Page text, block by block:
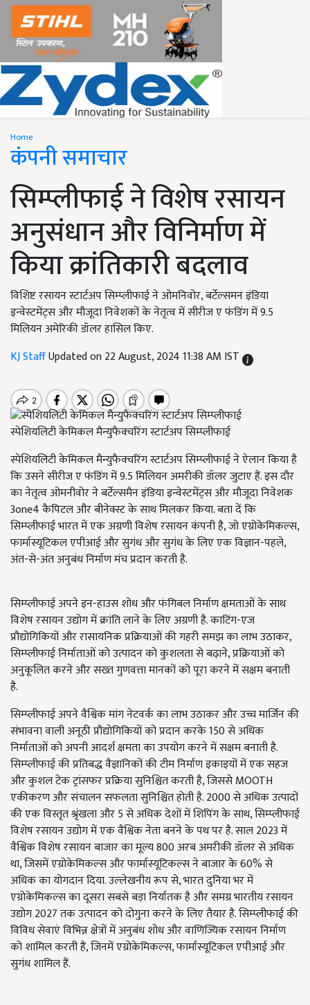
Home
कंपनी समाचार
सिम्प्लीफाई ने विशेष रसायन
अनुसंधान और विनिर्माण में
किया क्रांतिकारी बदलाव
विशिष्ट रसायन स्टार्टअप सिम्प्लीफाई ने ओमनिवोर, बर्टेल्समन इंडिया
इन्वेस्टमेंट्स और मौजूदा निवेशकों के नेतृत्व में सीरीज ए फंडिंग में 9.5
मिलियन अमेरिकी डॉलर हासिल किए.
KJ StaffUpdated on 22 August, 2024 11:38 AM IST
स्पेशियलिटी केमिकल मैन्युफैक्चरिंग स्टार्टअप सिम्प्लीफाई
स्पेशियलिटी केमिकल मैन्युफैक्चरिंग स्टार्टअप सिम्प्लीफाई ने ऐलान किया है
कि उसने सीरीज ए फंडिंग में 9.5 मिलियन अमरीकी डॉलर जुटाए हैं. इस दौर
का नेतृत्व ओमनीवोर ने बर्टेल्समैन इंडिया इन्वेस्टमेंट्स और मौजूदा निवेशक
3one4 कैपिटल और बीनेक्स्ट के साथ मिलकर किया. बता दें कि
सिम्प्लीफाई भारत में एक अग्रणी विशेष रसायन कंपनी है, जो एग्रोकेमिकल्स,
फार्मास्यूटिकल एपीआई और सुगंध और सुगंध के लिए एक विज्ञान-पहले,
अंत-से-अंत अनुबंध निर्माण मंच प्रदान करती है.
सिम्प्लीफाई अपने इन-हाउस शोध और फंगिबल निर्माण क्षमताओं के साथ
विशेष रसायन उद्योग में क्रांति लाने के लिए अग्रणी है. काटिंग-एज
प्रौद्योगिकियों और रासायनिक प्रक्रियाओं की गहरी समझ का लाभ उठाकर,
सिम्प्लीफाई निर्माताओं को उत्पादन को कुशलता से बढ़ाने, प्रक्रियाओं को
अनुकूलित करने और सख्त गुणवत्ता मानकों को पूरा करने में सक्षम बनाती
है.
सिम्प्लीफाई अपने वैश्विक मांग नेटवर्क का लाभ उठाकर और उच्च मार्जिन की
संभावना वाली अनूठी प्रौद्योगिकियों को प्रदान करके 150 से अधिक
निर्माताओं को अपनी आदर्श क्षमता का उपयोग करने में सक्षम बनाती है.
सिम्प्लीफाई की प्रतिबद्ध वैज्ञानिकों की टीम निर्माण इकाइयों में एक सहज
और कुशल टेक ट्रांसफर प्रक्रिया सुनिश्चित करती है, जिससे MOOTH
एकीकरण और संचालन सफलता सुनिश्चित होती है. 2000 से अधिक उत्पादों
की एक विस्तृत श्रृंखला और 5 से अधिक देशों में शिपिंग के साथ, सिम्प्लीफाई
विशेष रसायन उद्योग में एक वैश्विक नेता बनने के पथ पर है. साल 2023 में
वैश्विक विशेष रसायन बाजार का मूल्य 800 अरब अमरीकी डॉलर से अधिक
था, जिसमें एग्रोकेमिकल्स और फार्मास्यूटिकल्स ने बाजार के 60% से
अधिक का योगदान दिया. उल्लेखनीय रूप से, भारत दुनिया भर में
एग्रोकेमिकल्स का दूसरा सबसे बड़ा निर्यातक है और समग्र भारतीय रसायन
उद्योग 2027 तक उत्पादन को दोगुना करने के लिए तैयार है. सिम्प्लीफाई की
विविध सेवाएं विभिन्न क्षेत्रों में अनुबंध शोध और वाणिज्यिक रसायन निर्माण
को शामिल करती हैं, जिनमें एग्रोकेमिकल्स, फार्मास्यूटिकल एपीआई और
सुगंध शामिल हैं.